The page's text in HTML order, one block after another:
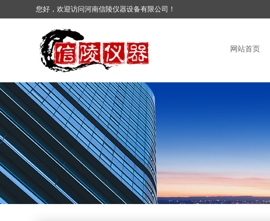
您好，欢迎访问河南信陵仪器设备有限公司！
网站首页